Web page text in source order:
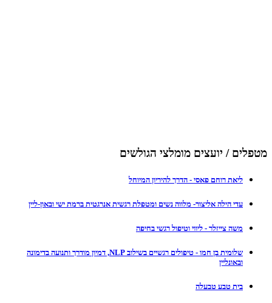
מטפלים / יועצים מומלצי הגולשים
ליאת רוחם פאסי - הדרך להיריון המיוחל
עדי הילה אליצור- מלווה נשים ומטפלת רגשית אנרגטית ברמת ישי ובאון-ליין
משה צייזלר - ליווי וטיפול רגשי בחיפה
שלומית בן חמו - טיפולים רגשיים בשילוב NLP, דמיון מודרך ותנועה בדימונה
ובאונליין
בית טבע טבעלה